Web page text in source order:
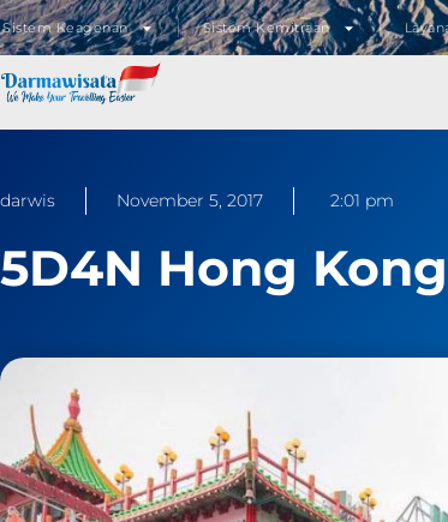
Sistem Keagenan Sistem Kemitraan
darwis November 5, 2017 2:01 pm
5D4N Hong